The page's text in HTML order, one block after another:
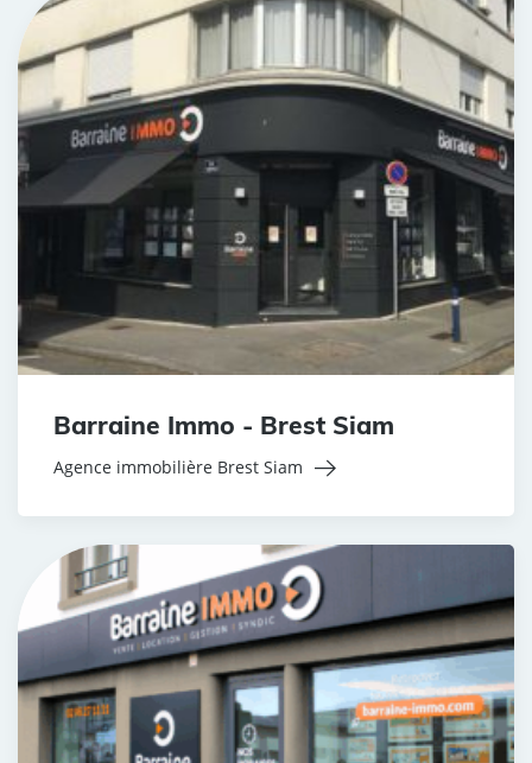
Barraine Immo - Brest Siam
Agence immobilière Brest Siam